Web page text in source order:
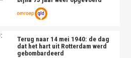
Terug naar 14 mei 1940: de dag
dat het hart uit Rotterdam werd
gebombardeerd